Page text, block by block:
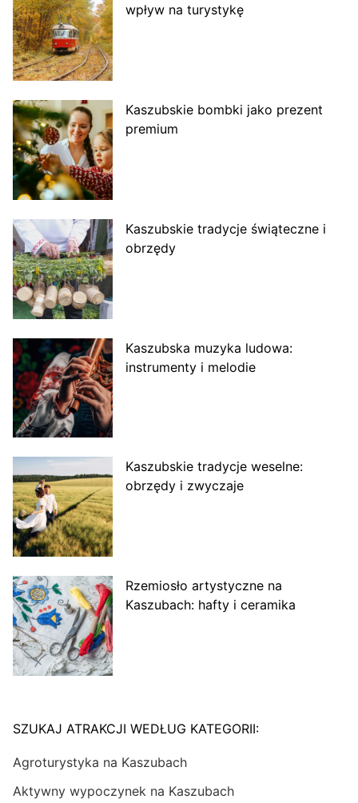
wpływ na turystykę
Kaszubskie bombki jako prezent
premium
Kaszubskie tradycje świąteczne i
obrzędy
Kaszubska muzyka ludowa:
instrumenty i melodie
Kaszubskie tradycje weselne:
obrzędy i zwyczaje
Rzemiosło artystyczne na
Kaszubach: hafty i ceramika
SZUKAJ ATRAKCJI WEDŁUG KATEGORII:
Agroturystyka na Kaszubach
Aktywny wypoczynek na Kaszubach